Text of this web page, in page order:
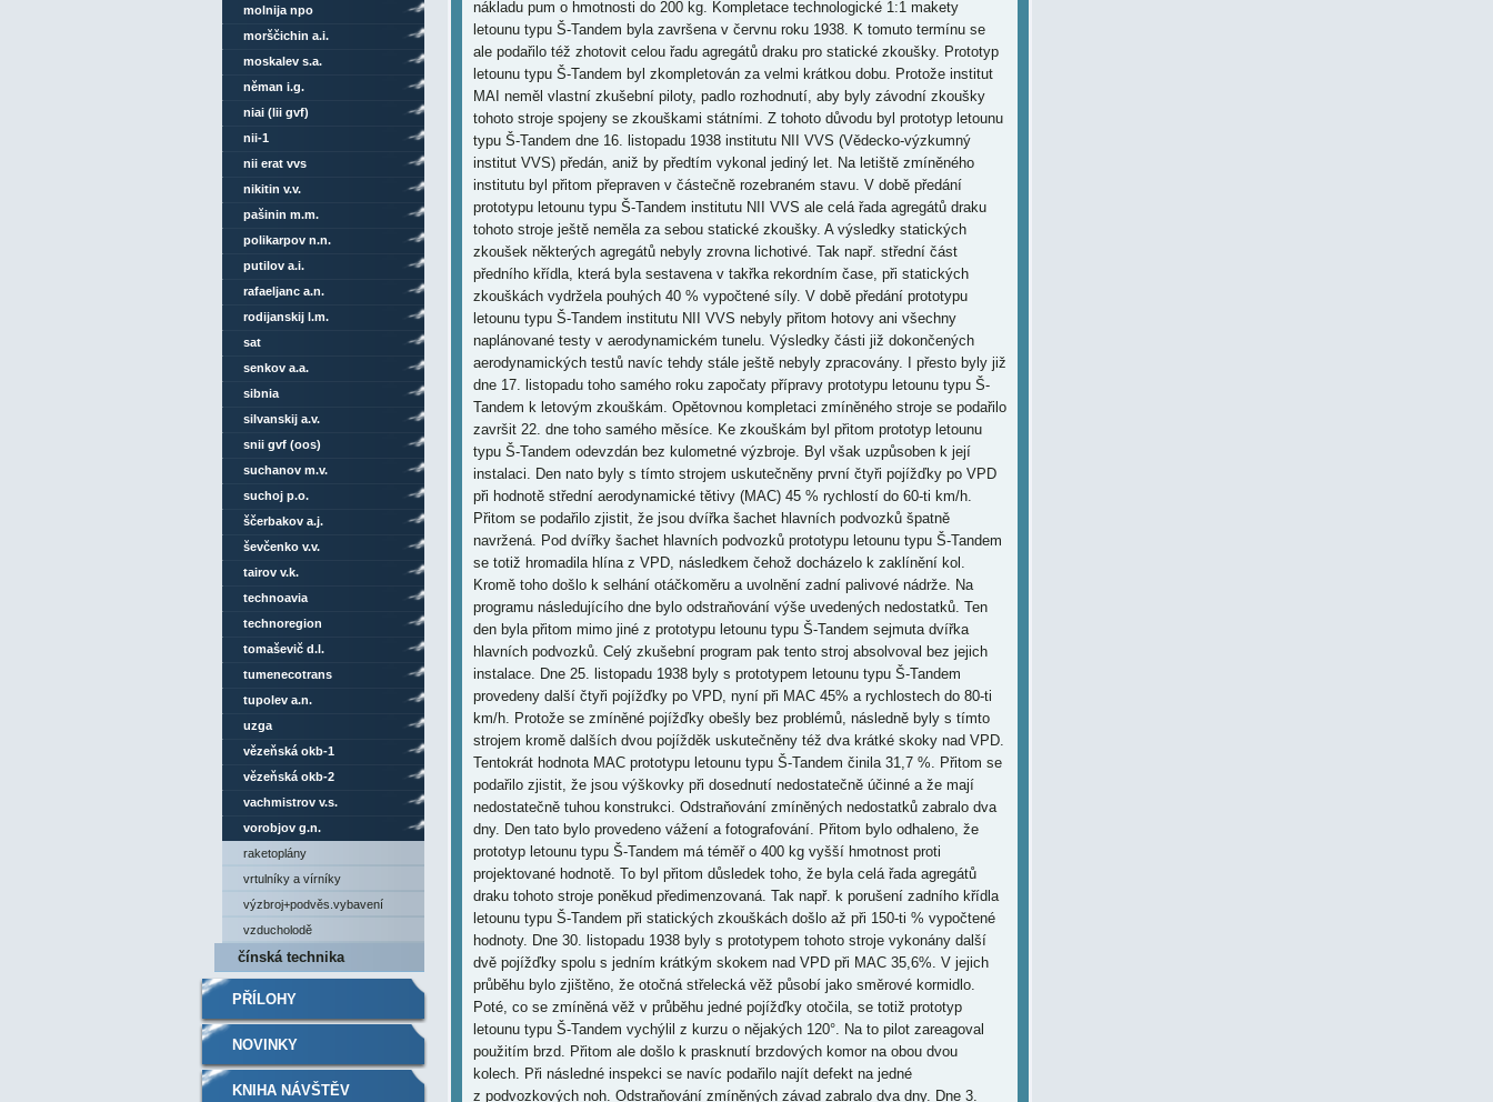
molnija npo
morščichin a.i.
moskalev s.a.
něman i.g.
niai (lii gvf)
nii-1
nii erat vvs
nikitin v.v.
pašinin m.m.
polikarpov n.n.
putilov a.i.
rafaeljanc a.n.
rodijanskij l.m.
sat
senkov a.a.
sibnia
silvanskij a.v.
snii gvf (oos)
suchanov m.v.
suchoj p.o.
ščerbakov a.j.
ševčenko v.v.
tairov v.k.
technoavia
technoregion
tomaševič d.l.
tumenecotrans
tupolev a.n.
uzga
vězeňská okb-1
vězeňská okb-2
vachmistrov v.s.
vorobjov g.n.
raketoplány
vrtulníky a vírníky
výzbroj+podvěs.vybavení
vzducholodě
čínská technika
PŘÍLOHY
NOVINKY
KNIHA NÁVŠTĚV